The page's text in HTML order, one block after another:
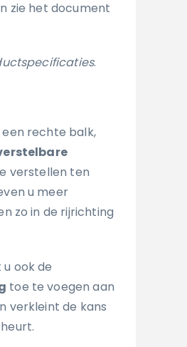
zie het document
.
rechte balk,
verstellen ten
u meer
zo in de rijrichting
ook de
toe te voegen aan
verkleint de kans